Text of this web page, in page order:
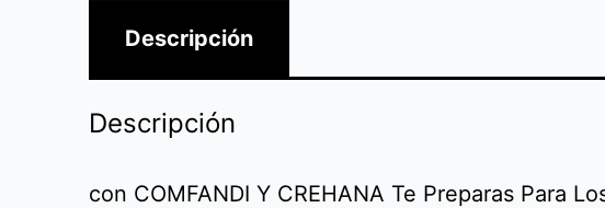
Descripción
Descripción
con COMFANDI Y CREHANA Te Preparas Para